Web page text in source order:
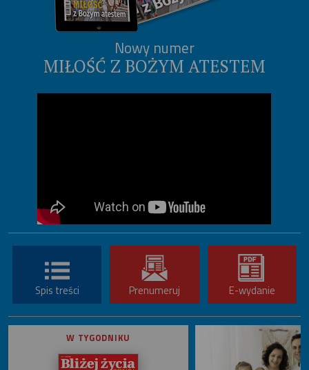
Nowy numer
MIŁOŚĆ Z BOŻYM ATESTEM
Spis treści Prenumeruj E-wydanie
W TYGODNIKU